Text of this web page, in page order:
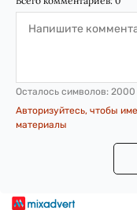
Осталось символов: 2000
Авторизуйтесь, чтобы
материалы